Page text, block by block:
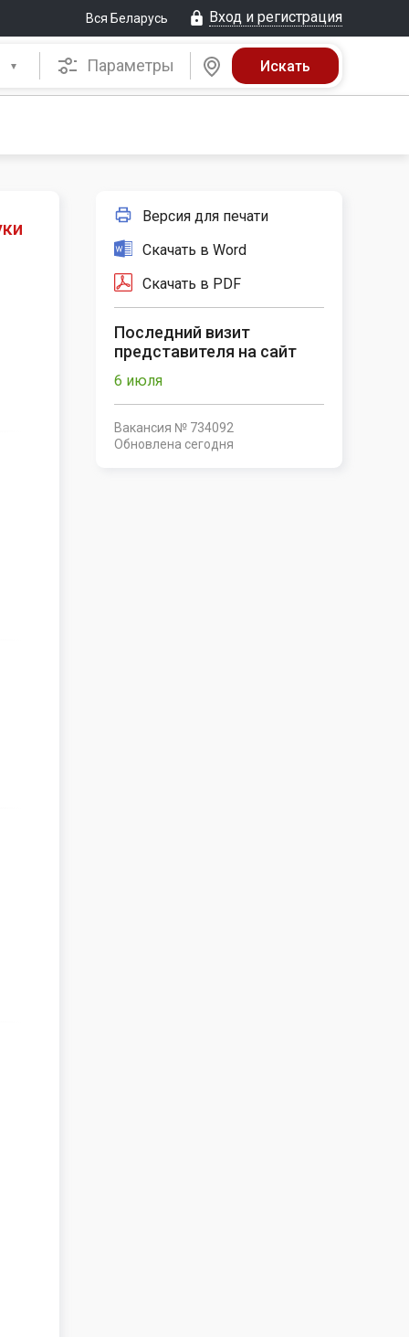
Вся Беларусь Вход и регистрация
Параметры
Версия для печати
Скачать в Word
Скачать в PDF
Последний визит
представителя на сайт
6 июля
Вакансия № 734092
Обновлена сегодня